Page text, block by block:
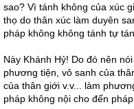
sao? Vì tánh không của xúc
thọ do thân xúc làm duyên
pháp không không tánh tự
Này Khánh Hỷ! Do đó nên
phương tiện, vô sanh của
của thân giới v.v... làm
pháp không nội cho đến